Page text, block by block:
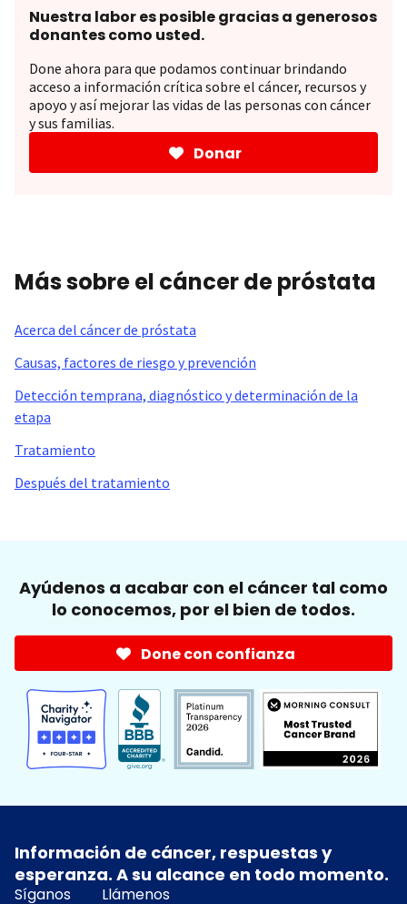
Nuestra labor es posible gracias a generosos
donantes como usted.
Done ahora para que podamos continuar brindando
acceso a información crítica sobre el cáncer, recursos y
apoyo y así mejorar las vidas de las personas con cáncer
y sus familias.
Donar
Más sobre el cáncer de próstata
Acerca del cáncer de próstata
Causas, factores de riesgo y prevención
Detección temprana, diagnóstico y determinación de la
etapa
Tratamiento
Después del tratamiento
Ayúdenos a acabar con el cáncer tal como
lo conocemos, por el bien de todos.
Done con confianza
Información de cáncer, respuestas y
esperanza. A su alcance en todo momento.
Síganos
Llámenos